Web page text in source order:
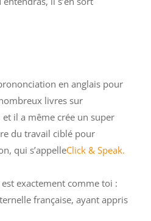
en anglais pour
livres sur
et il a même crée un super
du travail ciblé pour
qui s’appelleClick & Speak.
exactement comme toi :
française, ayant appris